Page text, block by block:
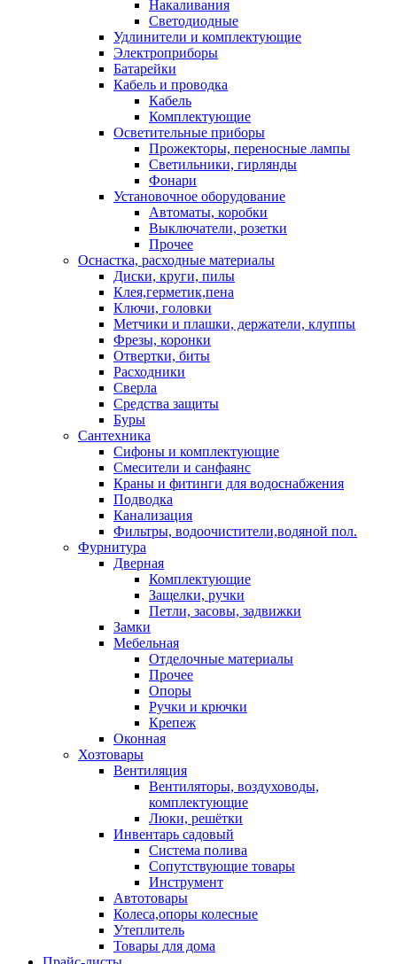
Накаливания
Светодиодные
Удлинители и комплектующие
Электроприборы
Батарейки
Кабель и проводка
Кабель
Комплектующие
Осветительные приборы
Прожекторы, переносные лампы
Светильники, гирлянды
Фонари
Установочное оборудование
Автоматы, коробки
Выключатели, розетки
Прочее
Оснастка, расходные материалы
Диски, круги, пилы
Клея,герметик,пена
Ключи, головки
Метчики и плашки, держатели, клуппы
Фрезы, коронки
Отвертки, биты
Расходники
Сверла
Средства защиты
Буры
Сантехника
Сифоны и комплектующие
Смесители и санфаянс
Краны и фитинги для водоснабжения
Подводка
Канализация
Фильтры, водоочистители,водяной пол.
Фурнитура
Дверная
Комплектующие
Защелки, ручки
Петли, засовы, задвижки
Замки
Мебельная
Отделочные материалы
Прочее
Опоры
Ручки и крючки
Крепеж
Оконная
Хозтовары
Вентиляция
Вентиляторы, воздуховоды,
комплектующие
Люки, решётки
Инвентарь садовый
Система полива
Сопутствующие товары
Инструмент
Автотовары
Колеса,опоры колесные
Утеплитель
Товары для дома